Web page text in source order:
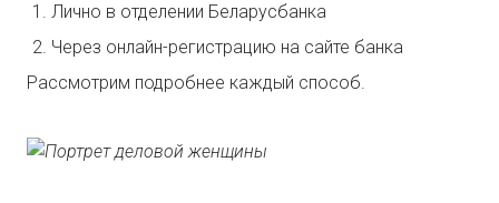
Лично в отделении Беларусбанка
Через онлайн-регистрацию на сайте банка
Рассмотрим подробнее каждый способ.